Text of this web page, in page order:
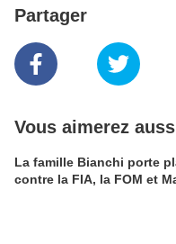
Partager
Vous aimerez
La famille Bianchi porte
contre la FIA, la FOM et